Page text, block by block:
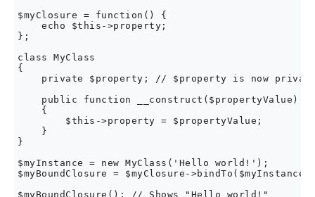
$myClosure = function() {
    echo $this->property;
};
class MyClass
{
private $property; // $property is now
    public function __construct($propertyValue)
    {
        $this->property = $propertyValue;
    }
}
$myInstance = new MyClass('Hello world!');
$myBoundClosure = $myClosure-